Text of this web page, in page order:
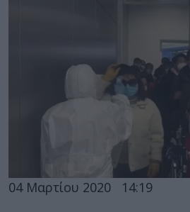
04 Μαρτίου 2020 14:19